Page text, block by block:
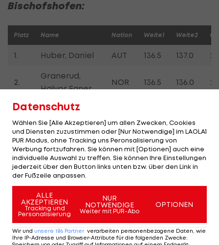
Bischofshofen:
Platz Name Nation Weite1 Weite2
1. Huber, Daniel AUT 136.5 137.0
2.
Granerud,
Halvor Egner
NOR 136.5 136.0
3. Geiger, Karl
4. Sato, Yukiya JPN 139.0 134.5
5.
Kobayashi,
Ryoyu
JPN 133.5 133.5
6.
Robert
NOR 133.0 135.0
7. Hörl, Jan AUT
8.
Eisenbichler,
GER 133.0 134.0
Datenschutz
Wählen Sie [Alle Akzeptieren] um allen Zwecken, Cookies
und Diensten zuzustimmen oder [Nur Notwendige] im LAOLA1
PUR Modus, ohne Tracking uns Peronsalisierung von
Werbung fortzufahren. Sie können mit [Optionen] auch eine
individuelle Auswahl zu treffen. Sie können Ihre Einstellungen
jederzeit über den Button links unten bzw. über den Link in
der Fußzeile anpassen.
ALLE
AKZEPTIEREN
Tracking und
Personalisierung
NUR
NOTWENDIGE
Weiter mit PUR-Abo
OPTIONEN
Wir und unsere 186 Partner verarbeiten personenbezogene Daten, wie
Ihre IP-Adresse und Browser-Attribute für die folgenden Zwecke: